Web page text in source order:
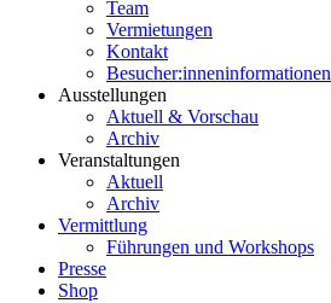
Team
Vermietungen
Kontakt
Besucher:inneninformationen
Ausstellungen
Aktuell & Vorschau
Archiv
Veranstaltungen
Aktuell
Archiv
Vermittlung
Führungen und Workshops
Presse
Shop